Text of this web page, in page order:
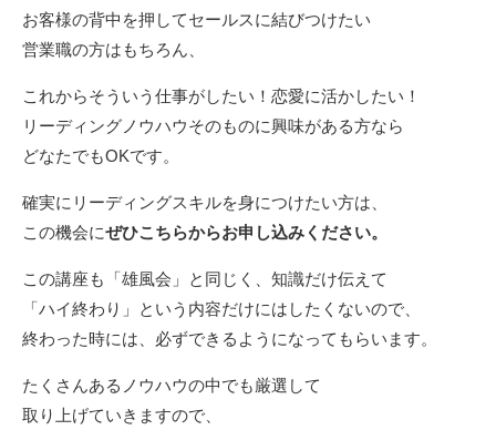
お客様の背中を押してセールスに結びつけたい
営業職の方はもちろん、
これからそういう仕事がしたい！恋愛に活かしたい！
リーディングノウハウそのものに興味がある方なら
どなたでもOKです。
確実にリーディングスキルを身につけたい方は、
この機会にぜひこちらからお申し込みください。
この講座も「雄風会」と同じく、知識だけ伝えて
「ハイ終わり」という内容だけにはしたくないので、
終わった時には、必ずできるようになってもらいます。
たくさんあるノウハウの中でも厳選して
取り上げていきますので、